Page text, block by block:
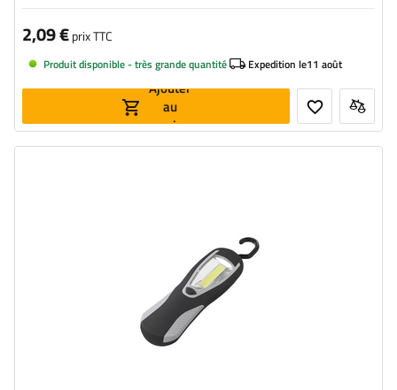
2,09 €prix TTC
Produit disponible - très grande quantité Expedition le11 août
Ajouter
au
panier